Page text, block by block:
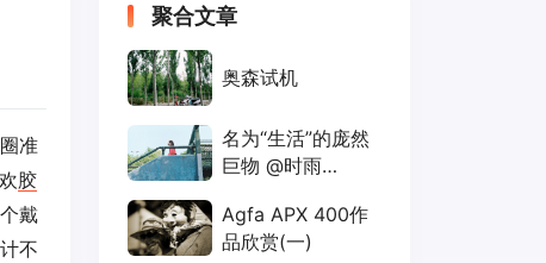
准
胶
戴
不
聚合文章
奥森试机
名为“生活”的庞然
巨物 @时雨
Agfa APX 400作
品欣赏(一)